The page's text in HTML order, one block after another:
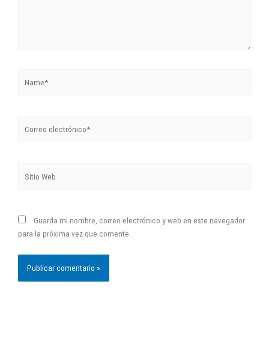
electrónico*
Web
Guarda mi nombre, correo electrónico y web en este navegador
para la próxima vez que comente.